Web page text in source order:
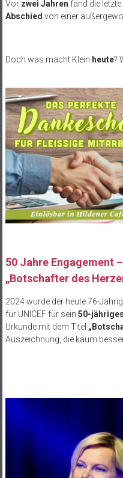
Vor zwei Jahren fand die
Abschied von einer
Doch was macht Klein heute?
50 Jahre Engagement
„Botschafter des
2024 wurde der heute 76-
für UNICEF für sein 50-
Urkunde mit dem Titel
Auszeichnung, die kaum